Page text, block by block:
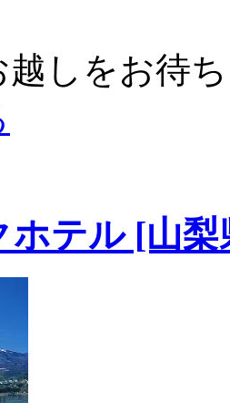
越しをお待
ホテル [山梨